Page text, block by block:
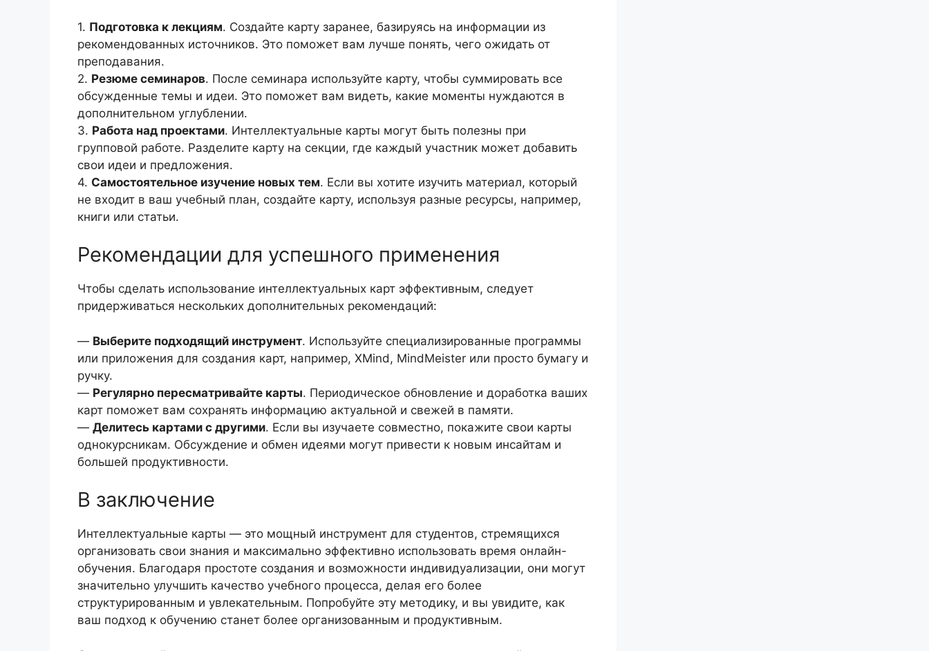
1. Подготовка к лекциям. Создайте карту заранее, базируясь на информации из
рекомендованных источников. Это поможет вам лучше понять, чего ожидать от
преподавания.
2. Резюме семинаров. После семинара используйте карту, чтобы суммировать все
обсужденные темы и идеи. Это поможет вам видеть, какие моменты нуждаются в
дополнительном углублении.
3. Работа над проектами. Интеллектуальные карты могут быть полезны при
групповой работе. Разделите карту на секции, где каждый участник может добавить
свои идеи и предложения.
4. Самостоятельное изучение новых тем. Если вы хотите изучить материал, который
не входит в ваш учебный план, создайте карту, используя разные ресурсы, например,
книги или статьи.
Рекомендации для успешного применения
Чтобы сделать использование интеллектуальных карт эффективным, следует
придерживаться нескольких дополнительных рекомендаций:
— Выберите подходящий инструмент. Используйте специализированные программы
или приложения для создания карт, например, XMind, MindMeister или просто бумагу и
ручку.
— Регулярно пересматривайте карты. Периодическое обновление и доработка ваших
карт поможет вам сохранять информацию актуальной и свежей в памяти.
— Делитесь картами с другими. Если вы изучаете совместно, покажите свои карты
однокурсникам. Обсуждение и обмен идеями могут привести к новым инсайтам и
большей продуктивности.
В заключение
Интеллектуальные карты — это мощный инструмент для студентов, стремящихся
организовать свои знания и максимально эффективно использовать время онлайн-
обучения. Благодаря простоте создания и возможности индивидуализации, они могут
значительно улучшить качество учебного процесса, делая его более
структурированным и увлекательным. Попробуйте эту методику, и вы увидите, как
ваш подход к обучению станет более организованным и продуктивным.